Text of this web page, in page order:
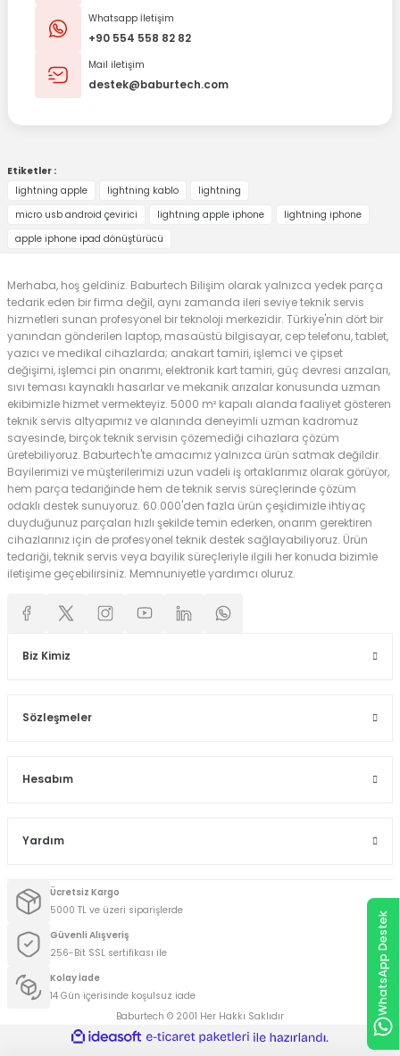
Whatsapp İletişim
+90 554 558 82 82
Mail iletişim
destek@baburtech.com
Etiketler :
lightning apple
lightning kablo
lightning
micro usb android çevirici
lightning apple iphone
lightning iphone
apple iphone ipad dönüştürücü
Merhaba, hoş geldiniz. Baburtech Bilişim olarak yalnızca yedek parça
tedarik eden bir firma değil, aynı zamanda ileri seviye teknik servis
hizmetleri sunan profesyonel bir teknoloji merkezidir. Türkiye'nin dört bir
yanından gönderilen laptop, masaüstü bilgisayar, cep telefonu, tablet,
yazıcı ve medikal cihazlarda; anakart tamiri, işlemci ve çipset
değişimi, işlemci pin onarımı, elektronik kart tamiri, güç devresi arızaları,
sıvı teması kaynaklı hasarlar ve mekanik arızalar konusunda uzman
ekibimizle hizmet vermekteyiz. 5000 m² kapalı alanda faaliyet gösteren
teknik servis altyapımız ve alanında deneyimli uzman kadromuz
sayesinde, birçok teknik servisin çözemediği cihazlara çözüm
üretebiliyoruz. Baburtech'te amacımız yalnızca ürün satmak değildir.
Bayilerimizi ve müşterilerimizi uzun vadeli iş ortaklarımız olarak görüyor,
hem parça tedariğinde hem de teknik servis süreçlerinde çözüm
odaklı destek sunuyoruz. 60.000'den fazla ürün çeşidimizle ihtiyaç
duyduğunuz parçaları hızlı şekilde temin ederken, onarım gerektiren
cihazlarınız için de profesyonel teknik destek sağlayabiliyoruz. Ürün
tedariği, teknik servis veya bayilik süreçleriyle ilgili her konuda bizimle
iletişime geçebilirsiniz. Memnuniyetle yardımcı oluruz.
Biz Kimiz
Sözleşmeler
Hesabım
Yardım
Ücretsiz Kargo
5000 TL ve üzeri siparişlerde
Güvenli Alışveriş
256-Bit SSL sertifikası ile
Kolay İade
14 Gün içerisinde koşulsuz iade
Baburtech © 2001 Her Hakkı Saklıdır
WhatsApp Destek
ideasoft
e-
hazırlandı.